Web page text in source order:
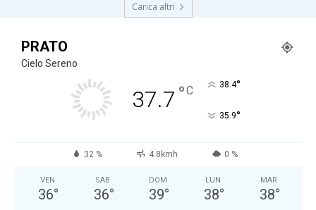
Carica altri
PRATO
Cielo Sereno
37.7 °C 38.4°
35.9°
32 % 4.8kmh 0 %
VEN
36°
SAB
36°
DOM
39°
LUN
38°
MAR
38°